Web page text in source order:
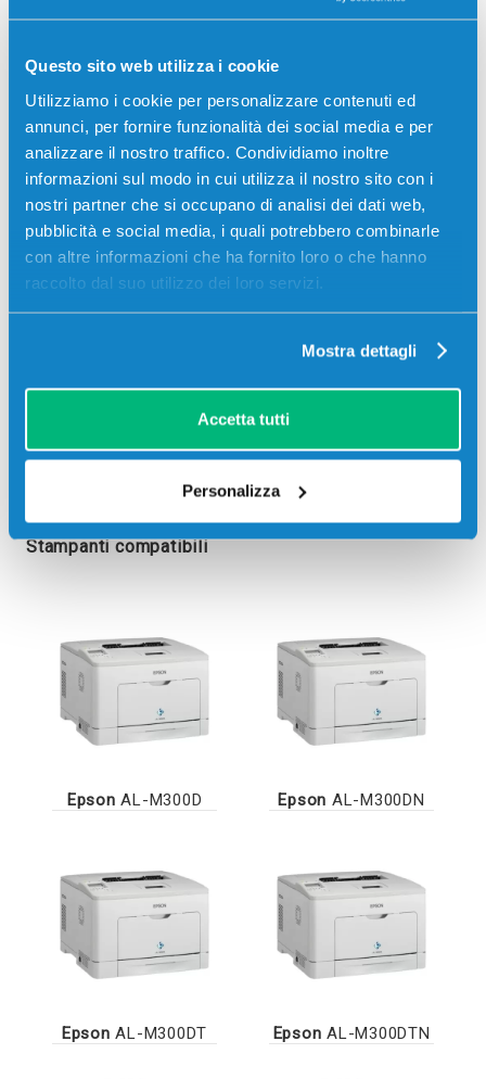
Questo sito web utilizza i cookie
Utilizziamo i cookie per personalizzare contenuti ed
annunci, per fornire funzionalità dei social media e per
analizzare il nostro traffico. Condividiamo inoltre
informazioni sul modo in cui utilizza il nostro sito con i
nostri partner che si occupano di analisi dei dati web,
pubblicità e social media, i quali potrebbero combinarle
con altre informazioni che ha fornito loro o che hanno
raccolto dal suo utilizzo dei loro servizi.
Mostra dettagli
Accetta tutti
Personalizza
MX300DNF, Epson AL-MX300DTN, Epson AL-
Recensioni
Stampanti compatibili
Epson AL-M300D Epson AL-M300DN
Epson AL-M300DT Epson AL-M300DTN